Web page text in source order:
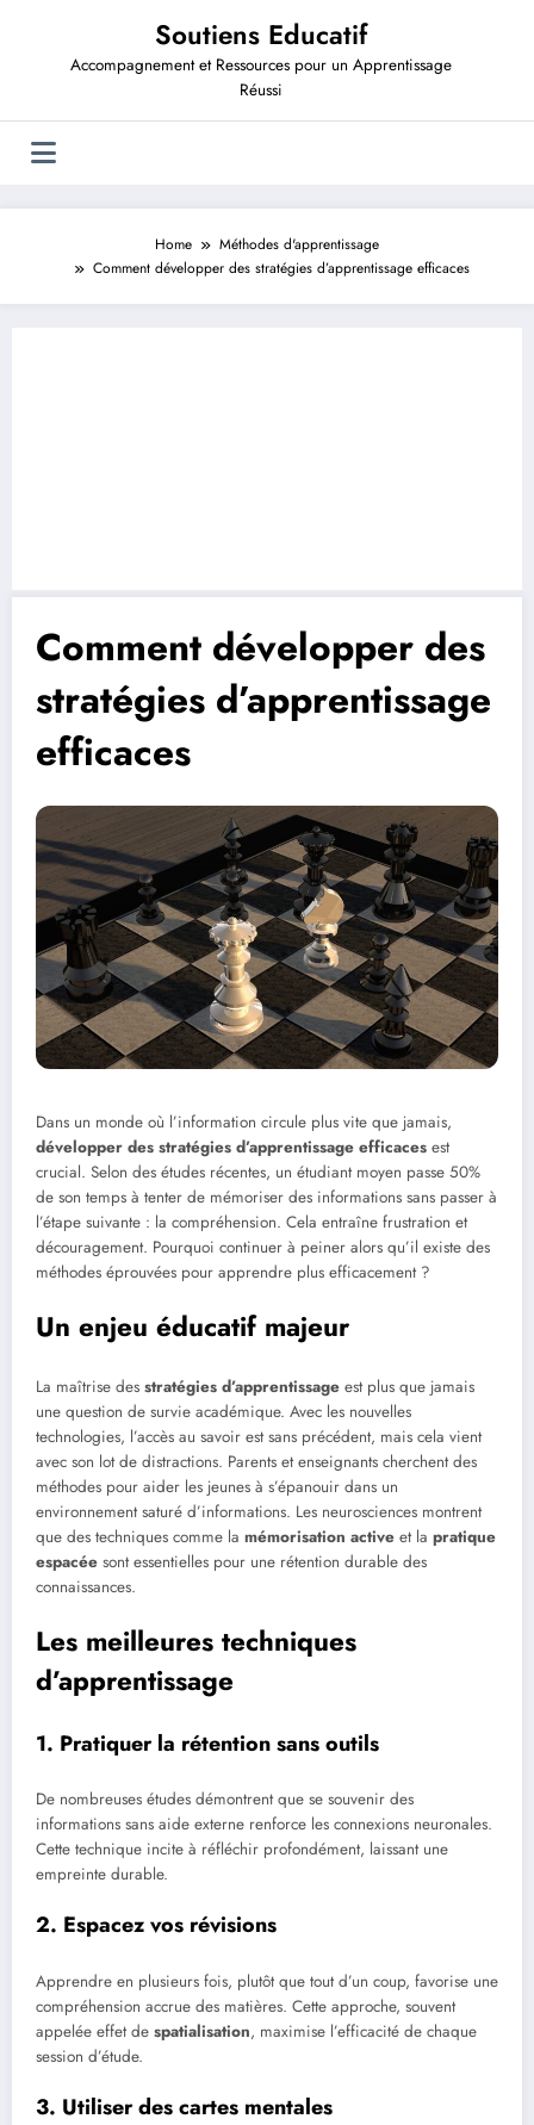
Soutiens Educatif
Accompagnement et Ressources pour un Apprentissage
Réussi
Home
Méthodes d'apprentissage
Comment développer des stratégies d’apprentissage efficaces
Comment développer des
stratégies d’apprentissage
efficaces
Dans un monde où l’information circule plus vite que jamais,
développer des stratégies d’apprentissage efficaces est
crucial. Selon des études récentes, un étudiant moyen passe 50%
de son temps à tenter de mémoriser des informations sans passer à
l’étape suivante : la compréhension. Cela entraîne frustration et
découragement. Pourquoi continuer à peiner alors qu’il existe des
méthodes éprouvées pour apprendre plus efficacement ?
Un enjeu éducatif majeur
La maîtrise des stratégies d’apprentissage est plus que jamais
une question de survie académique. Avec les nouvelles
technologies, l’accès au savoir est sans précédent, mais cela vient
avec son lot de distractions. Parents et enseignants cherchent des
méthodes pour aider les jeunes à s’épanouir dans un
environnement saturé d’informations. Les neurosciences montrent
que des techniques comme la mémorisation active et la pratique
espacée sont essentielles pour une rétention durable des
connaissances.
Les meilleures techniques
d’apprentissage
1. Pratiquer la rétention sans outils
De nombreuses études démontrent que se souvenir des
informations sans aide externe renforce les connexions neuronales.
Cette technique incite à réfléchir profondément, laissant une
empreinte durable.
2. Espacez vos révisions
Apprendre en plusieurs fois, plutôt que tout d’un coup, favorise une
compréhension accrue des matières. Cette approche, souvent
appelée effet de spatialisation, maximise l’efficacité de chaque
session d’étude.
3. Utiliser des cartes mentales